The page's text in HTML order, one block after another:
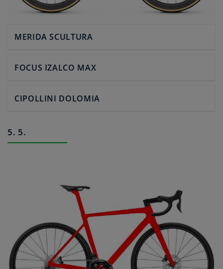
MERIDA SCULTURA
FOCUS IZALCO MAX
CIPOLLINI DOLOMIA
5. 5.